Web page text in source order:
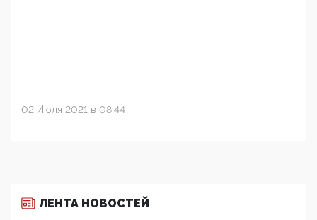
02 Июля 2021 в 08:44
ЛЕНТА НОВОСТЕЙ